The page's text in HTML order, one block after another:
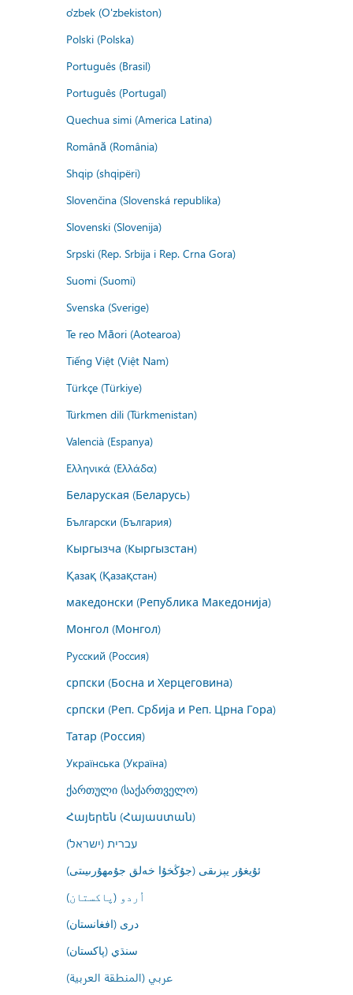
o'zbek (O'zbekiston)
Polski (Polska)
Português (Brasil)
Português (Portugal)
Quechua simi (America Latina)
Română (România)
Shqip (shqipëri)
Slovenčina (Slovenská republika)
Slovenski (Slovenija)
Srpski (Rep. Srbija i Rep. Crna Gora)
Suomi (Suomi)
Svenska (Sverige)
Te reo Māori (Aotearoa)
Tiếng Việt (Việt Nam)
Türkçe (Türkiye)
Türkmen dili (Türkmenistan)
Valencià (Espanya)
Ελληνικά (Ελλάδα)
Беларуская (Беларусь)
Български (България)
Кыргызча (Кыргызстан)
Қазақ (Қазақстан)
македонски (Република Македонија)
Монгол (Монгол)
Русский (Россия)
српски (Босна и Херцеговина)
српски (Реп. Србија и Реп. Црна Гора)
Татар (Россия)
Українська (Україна)
ქართული (საქართველო)
Հայերեն (Հայաստան)
עברית (ישראל)
ئۇيغۇر يېزىقى (جۇڭخۇا خەلق جۇمھۇرىيىتى)
اُردو (پاکستان)
درى (افغانستان)
سنڌي (پاکستان)
عربي (المنطقة العربية)